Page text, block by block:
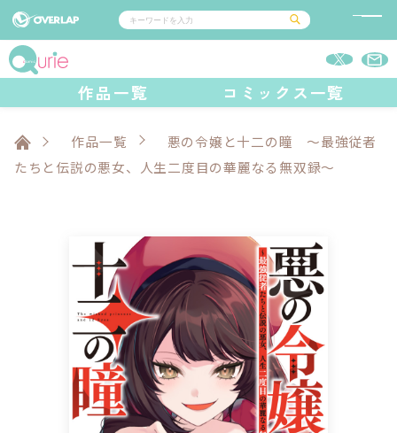
コミック
コミックガルド
コミッククリエ
LiQulle
ライトノベル
文庫
ノベルス
ノベルスf
コミックエッセイ
ポケットモンスター
アニメ
OVERLAP STORE
オーバーラップ広報室
企業
オーバーラップノベルス
オーバーラップノベルスf
ロサージュノベルス
作品一覧 コミックス一覧
作品一覧
悪の令嬢と十二の瞳 ～最強従者
たちと伝説の悪女、人生二度目の華麗なる無双録～